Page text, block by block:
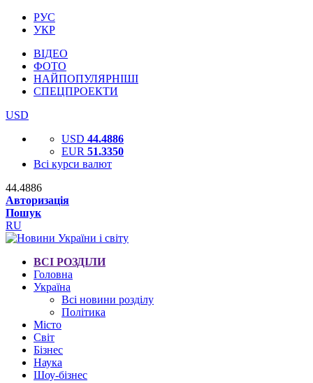
РУС
УКР
ВІДЕО
ФОТО
НАЙПОПУЛЯРНІШІ
СПЕЦПРОЕКТИ
USD
USD 44.4886
EUR 51.3350
Всі курси валют
44.4886
Авторизація
Пошук
RU
ВСІ РОЗДІЛИ
Головна
Україна
Всі новини розділу
Політика
Місто
Світ
Бізнес
Наука
Шоу-бізнес